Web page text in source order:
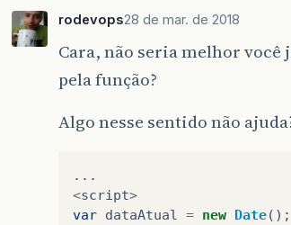
rodevops28 de mar. de 2018
Cara, não seria melhor você
pela função?
Algo nesse sentido não
...
<script>
var dataAtual = new Date();